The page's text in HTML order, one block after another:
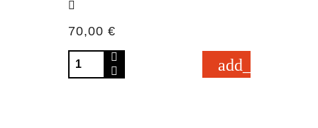
Prezzo
70,00 €